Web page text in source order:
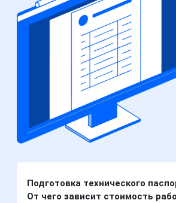
Подготовка технического
От чего зависит стоимость